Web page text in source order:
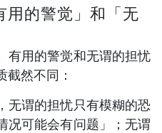
用的警觉」和「无
有用的警觉和无谓的担忧
然不同：
无谓的担忧只有模糊的恐
况可能会有问题」；无谓